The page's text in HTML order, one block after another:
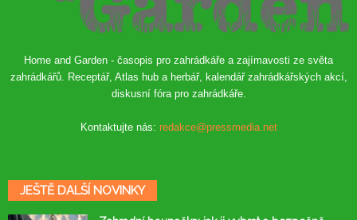
Home and Garden - časopis pro zahrádkáře a zajímavosti ze světa
zahrádkářů. Receptář, Atlas hub a herbář, kalendář zahrádkářských akcí,
diskusní fóra pro zahrádkáře.
Kontaktujte nás: redakce@pressmedia.net
JEŠTĚ DALŠÍ NOVINKY